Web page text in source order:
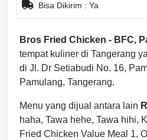
Bisa Dikirim : Ya
Bros Fried Chicken - BFC,
tempat kuliner di Tangerang
di Jl. Dr Setiabudi No. 16,
Pamulang, Tangerang.
Menu yang dijual antara lain
haha, Tawa hehe, Tawa hihi,
Fried Chicken Value Meal 1,